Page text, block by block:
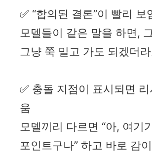
✅ “합의된 결론”이 빨리 보
모델들이 같은 말을 하면,
그냥 쭉 밀고 가도 되겠더
✅ 충돌 지점이 표시되면
움
모델끼리 다르면 “아, 여기
포인트구나” 하고 바로 감